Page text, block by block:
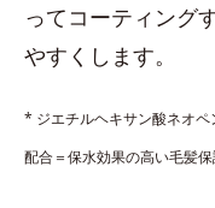
ってコーティング
やすくします。
* ジエチルヘキサン酸ネオ
配合＝保水効果の高い毛髪